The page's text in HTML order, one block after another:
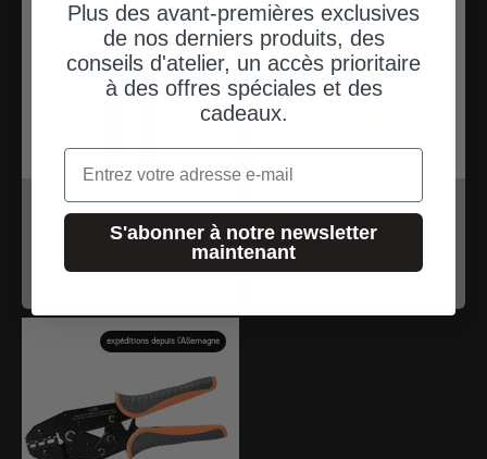
iwiss
Kabelschneider
iwiss
Ratschen-
Angebot
expéditions depuis l'Allemagne
Plus des avant-premières exclusives
de nos derniers produits, des
conseils d'atelier, un accès prioritaire
à des offres spéciales et des
cadeaux.
Email
S'abonner à notre newsletter
maintenant